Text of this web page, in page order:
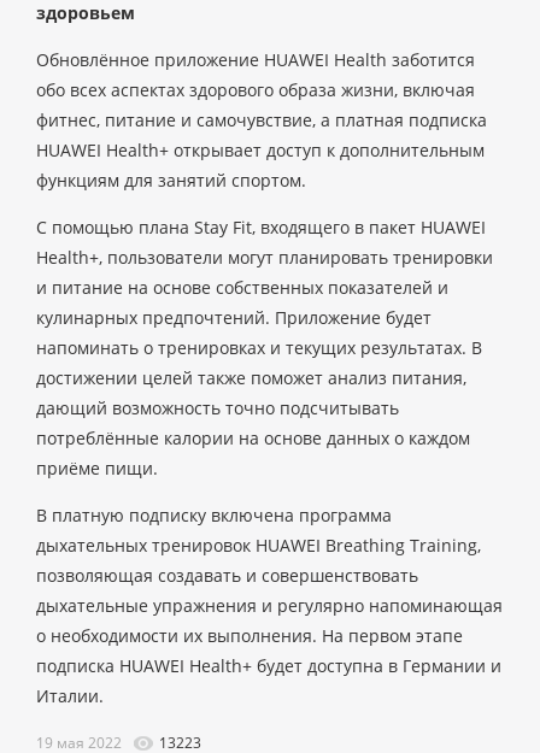
здоровьем
Обновлённое приложение HUAWEI Health заботится
обо всех аспектах здорового образа жизни, включая
фитнес, питание и самочувствие, а платная подписка
HUAWEI Health+ открывает доступ к дополнительным
функциям для занятий спортом.
С помощью плана Stay Fit, входящего в пакет HUAWEI
Health+, пользователи могут планировать тренировки
и питание на основе собственных показателей и
кулинарных предпочтений. Приложение будет
напоминать о тренировках и текущих результатах. В
достижении целей также поможет анализ питания,
дающий возможность точно подсчитывать
потреблённые калории на основе данных о каждом
приёме пищи.
В платную подписку включена программа
дыхательных тренировок HUAWEI Breathing Training,
позволяющая создавать и совершенствовать
дыхательные упражнения и регулярно напоминающая
о необходимости их выполнения. На первом этапе
подписка HUAWEI Health+ будет доступна в Германии и
Италии.
19 мая 2022 13223